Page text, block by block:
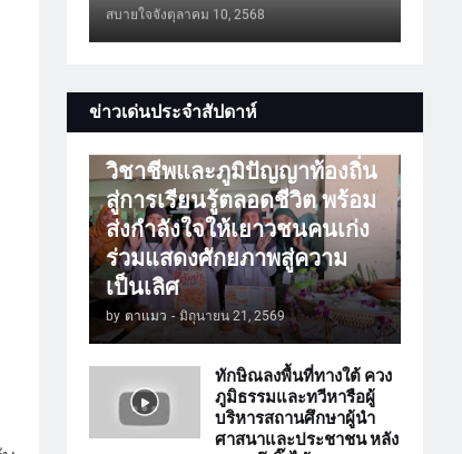
สบายใจจังตุลาคม 10, 2568
ข่าวเด่นประจำสัปดาห์
การศึกษา
วิชาชีพและภูมิปัญญาท้องถิ่น
สู่การเรียนรู้ตลอดชีวิต พร้อม
ส่งกำลังใจให้เยาวชนคนเก่ง
ร่วมแสดงศักยภาพสู่ความ
เป็นเลิศ
by ตาแมว - มิถุนายน 21, 2569
ทักษิณลงพื้นที่ทางใต้ ควง
ภูมิธรรมและทวีหารือผู้
บริหารสถานศึกษาผู้นำ
ศาสนาและประชาชน หลัง